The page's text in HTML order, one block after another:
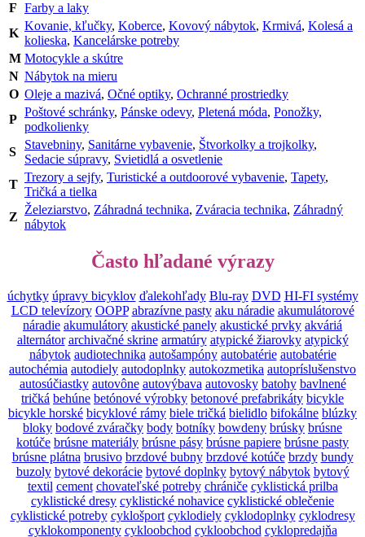
F Farby a laky
K
Kovanie, kľučky, Koberce, Kovový nábytok, Krmivá, Kolesá a
kolieska, Kancelárske potreby
M Motocykle a skútre
N Nábytok na mieru
O Oleje a mazivá, Očné optiky, Ochranné prostriedky
P
Poštové schránky, Pánske odevy, Pletená móda, Ponožky,
podkolienky
S
Stavebniny, Sanitárne vybavenie, Štvorkolky a trojkolky,
Sedacie súpravy, Svietidlá a osvetlenie
T
Trezory a sejfy, Turistické a outdoorové vybavenie, Tapety,
Tričká a tielka
Z
Železiarstvo, Záhradná technika, Zváracia technika, Záhradný
nábytok
Často hľadané výrazy
úchytky úpravy bicyklov ďalekohľady Blu-ray DVD HI-FI systémy
LCD televízory OOPP abrazívne pasty aku náradie akumulátorové
náradie akumulátory akustické panely akustické prvky akváriá
alternátor archivačné skrine armatúry atypické žiarovky atypický
nábytok audiotechnika autošampóny autobatérie autobatérie
autochémia autodiely autodoplnky autokozmetika autopríslušenstvo
autosúčiastky autovône autovýbava autovosky batohy bavlnené
tričká behúne betónové výrobky betonové prefabrikáty bicykle
bicykle horské bicyklové rámy biele tričká bielidlo bifokálne blúzky
bloky bodové zváračky body botníky bowdeny brúsky brúsne
kotúče brúsne materiály brúsne pásy brúsne papiere brúsne pasty
brúsne plátna brusivo brzdové bubny brzdové kotúče brzdy bundy
buzoly bytové dekorácie bytové doplnky bytový nábytok bytový
textil cement chovateľské potreby chrániče cyklistická prilba
cyklistické dresy cyklistické nohavice cyklistické oblečenie
cyklistické potreby cyklošport cyklodiely cyklodoplnky cyklodresy
cyklokomponenty cykloobchod cykloobchod cyklopredajňa